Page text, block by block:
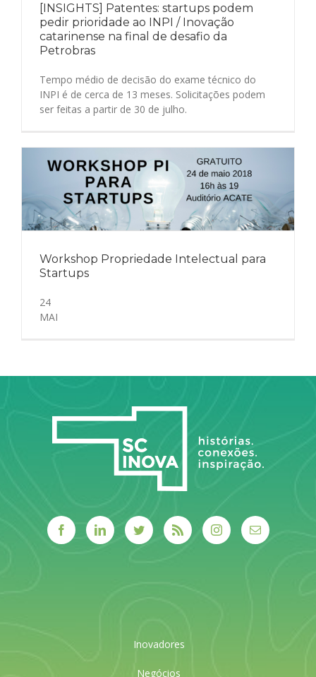
[INSIGHTS] Patentes: startups podem
pedir prioridade ao INPI / Inovação
catarinense na final de desafio da
Petrobras
Tempo médio de decisão do exame técnico do
INPI é de cerca de 13 meses. Solicitações podem
ser feitas a partir de 30 de julho.
Workshop Propriedade Intelectual para
Startups
24
MAI
Inovadores
Negócios